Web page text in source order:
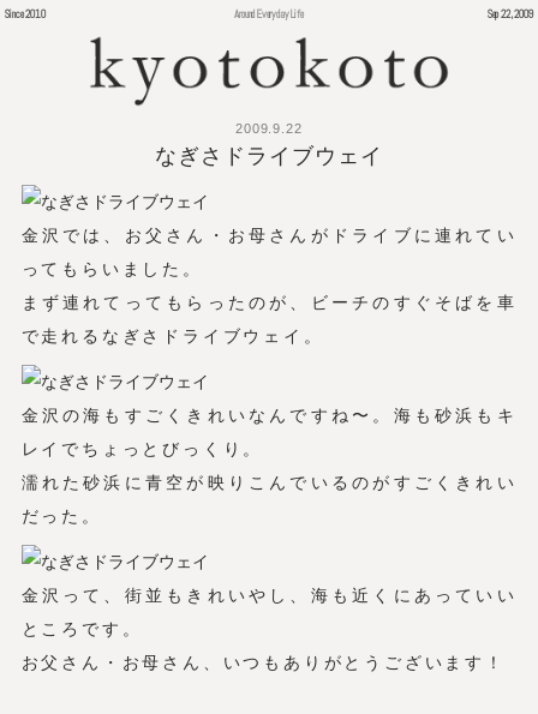
Since 2010 Around Everyday Life Sep 22, 2009
2009.9.22
なぎさドライブウェイ
金沢では、お父さん・お母さんがドライブに連れてい
ってもらいました。
まず連れてってもらったのが、ビーチのすぐそばを車
で走れるなぎさドライブウェイ。
金沢の海もすごくきれいなんですね〜。海も砂浜もキ
レイでちょっとびっくり。
濡れた砂浜に青空が映りこんでいるのがすごくきれい
だった。
金沢って、街並もきれいやし、海も近くにあっていい
ところです。
お父さん・お母さん、いつもありがとうございます！